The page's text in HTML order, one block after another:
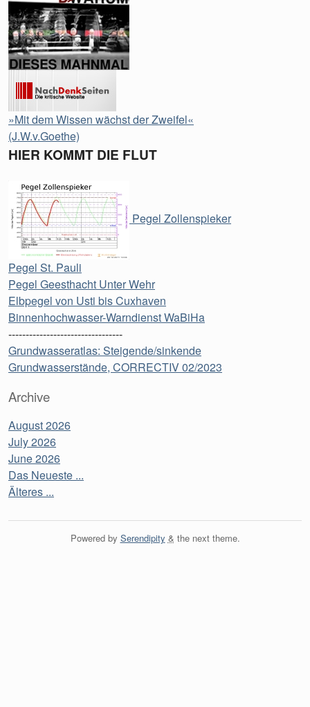
»Mit dem Wissen wächst der Zweifel«
(J.W.v.Goethe)
HIER KOMMT DIE FLUT
Pegel Zollenspieker
Pegel St. Pauli
Pegel Geesthacht Unter Wehr
Elbpegel von Usti bis Cuxhaven
Binnenhochwasser-Warndienst WaBiHa
---------------------------------
Grundwasseratlas: Steigende/sinkende
Grundwasserstände, CORRECTIV 02/2023
Archive
August 2026
July 2026
June 2026
Das Neueste ...
Älteres ...
Powered by Serendipity & the nexttheme.